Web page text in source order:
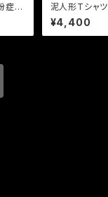
粉症
泥人形Tシャツ
¥4,400